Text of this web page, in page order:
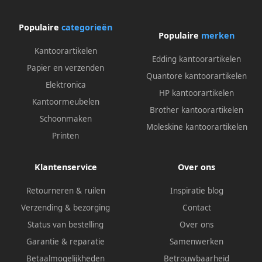
Populaire categorieën
Kantoorartikelen
Papier en verzenden
Elektronica
Kantoormeubelen
Schoonmaken
Printen
Populaire merken
Edding kantoorartikelen
Quantore kantoorartikelen
HP kantoorartikelen
Brother kantoorartikelen
Moleskine kantoorartikelen
Klantenservice
Retourneren & ruilen
Verzending & bezorging
Status van bestelling
Garantie & reparatie
Betaalmogelijkheden
Over ons
Inspiratie blog
Contact
Over ons
Samenwerken
Betrouwbaarheid